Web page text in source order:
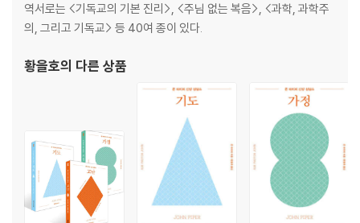
10장 권위와 자주성 논제의 사례들
권위 논제의 예 / 자율성 논제의 예 / 결론
11장 우리는 사물을 어떻게 설명할 것인가
표준 과학적 설명 / 인격적 설명 / 과학적으로 설명이 불가능한 일의 기준
12장 과학이 원칙적으로 설명할 수 없는 다섯 가지(그러나 유신론은 설명
할 수 있는 것)
역서로는 <기독교의 기본 진리>, <주님 없는 복음>, <과학, 과학주
의, 그리고 기독교> 등 40여 종이 있다.
황을호의 다른 상품